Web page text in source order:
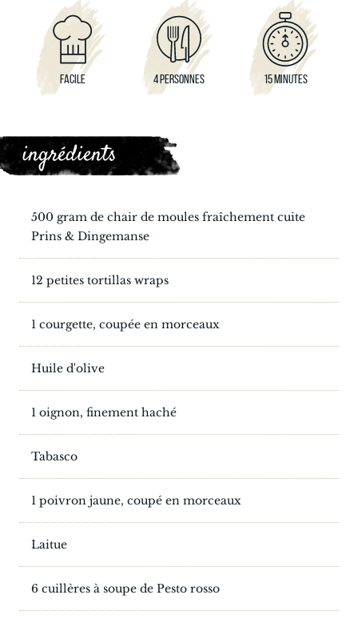
FACILE 4 PERSONNES 15 MINUTES
ingrédients
500 gram de chair de moules fraîchement cuite
Prins & Dingemanse
12 petites tortillas wraps
1 courgette, coupée en morceaux
Huile d'olive
1 oignon, finement haché
Tabasco
1 poivron jaune, coupé en morceaux
Laitue
6 cuillères à soupe de Pesto rosso